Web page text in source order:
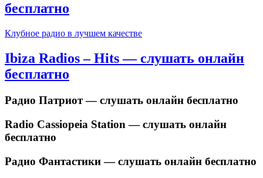
бесплатно
Клубное радио в лучшем качестве
Ibiza Radios – Hits — слушать онлайн
бесплатно
Радио Патриот — слушать онлайн бесплатно
Radio Cassiopeia Station — слушать онлайн
бесплатно
Радио Фантастики — слушать онлайн бесплатно